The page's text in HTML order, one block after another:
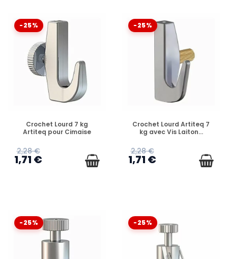
-25%
EN STOCK
Crochet Lourd 7 kg
Artiteq pour Cimaise
2,28 €
1,71 €
-25%
EN STOCK
Crochet Lourd Artiteq 7
kg avec Vis Laiton...
2,28 €
1,71 €
-25% -25%